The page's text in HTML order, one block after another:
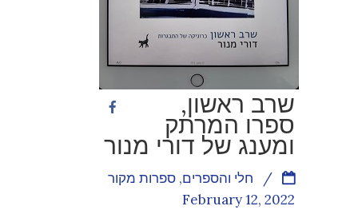
שרב ראשון,
ספרו המרתק
ומענג של דורי מנור
חלי והספרים, ספרות מקור
/
February 12, 2022